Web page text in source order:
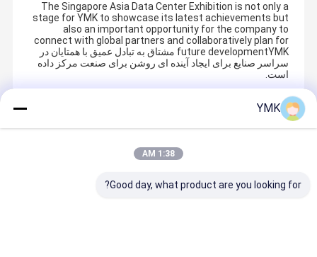
The Singapore Asia Data Center Exhibition is not only a
stage for YMK to showcase its latest achievements but
also an important opportunity for the company to
connect with global partners and collaboratively plan for
future developmentYMK مشتاق به تبادل عمیق با همتایان در
سراسر صنایع برای ایجاد آینده ای روشن برای صنعت مرکز داده
است.
YMK
1:38 AM
Good day, what product are you looking for?